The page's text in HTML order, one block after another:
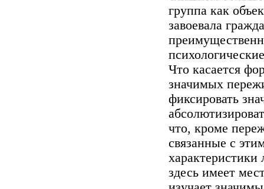
группа как
завоевала
Что касается
значимых
фиксировать
что, кроме
связанные с
здесь имеет